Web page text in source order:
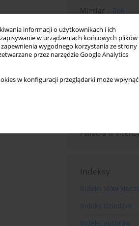
informacji o użytkownikach i ich
w urządzeniach końcowych plików
wygodnego korzystania ze strony
przez narzędzie Google Analytics
w konfiguracji przeglądarki może
Miesiąc
Rok
Walter Gropius i
poszukiwaniu
mieszkaniowej
Generatywna
edukacji
wykorzystania
projektowaniu
Przebudowa
pierwszym
Palladia w
Indeksy
Indeks słów
Indeks dziedzin
Indeks autorów